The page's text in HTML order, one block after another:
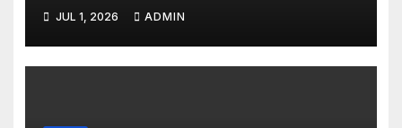
(IKM) SMAN JENGGAWAH –
SEMESTER I TAHUN 2026
JUL 1, 2026 ADMIN